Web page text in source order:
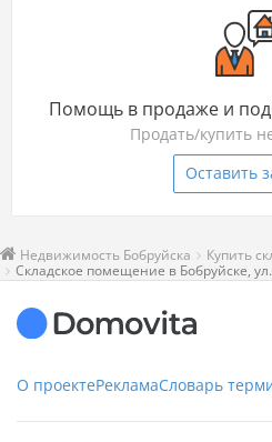
Помощь в продаже и
Продать/купить
Оставить
Недвижимость Бобруйска
Купить
Складское помещение в Бобруйске,
О проектеРекламаСловарь